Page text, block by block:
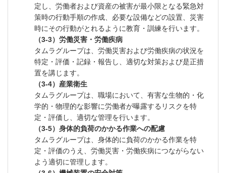
定し、労働者および資産の被害が最小限となる緊急対
策時の行動手順の作成、必要な設備などの設置、災害
時にその行動がとれるように教育・訓練を行います。
（3-3）労働災害・労働疾病
タムラグループは、労働災害および労働疾病の状況を
特定・評価・記録・報告し、適切な対策および是正措
置を講じます。
（3-4）産業衛生
タムラグループは、職場において、有害な生物的・化
学的・物理的な影響に労働者が曝露するリスクを特
定・評価し、適切な管理を行います。
（3-5）身体的負荷のかかる作業への配慮
タムラグループは、身体的に負荷のかかる作業を特
定・評価のうえ、労働災害・労働疾病につながらない
よう適切に管理します。